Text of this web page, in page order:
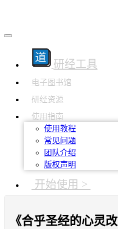
研经工具
电子图书馆
研经资源
使用指南
使用教程
常见问题
团队介绍
版权声明
开始使用 >
《合乎圣经的心灵